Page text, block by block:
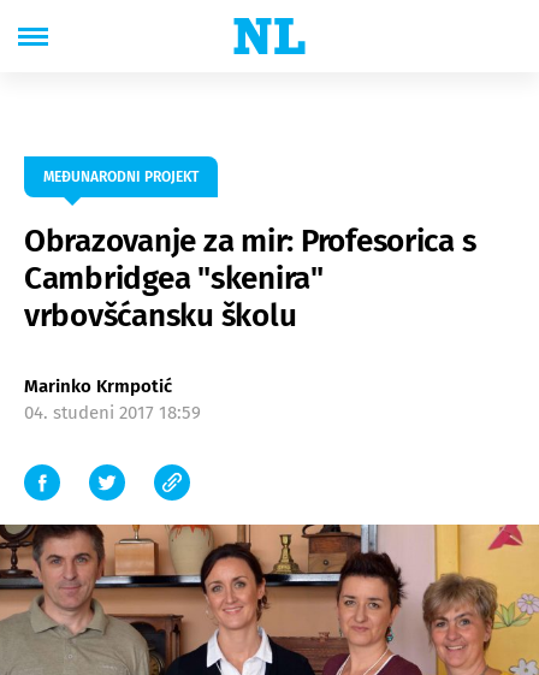
MEĐUNARODNI PROJEKT
Obrazovanje za mir: Profesorica s
Cambridgea "skenira"
vrbovšćansku školu
Marinko Krmpotić
04. studeni 2017 18:59